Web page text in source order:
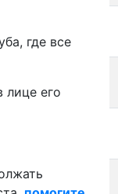
где все
лице его